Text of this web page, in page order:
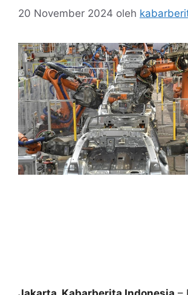
20 November 2024 oleh